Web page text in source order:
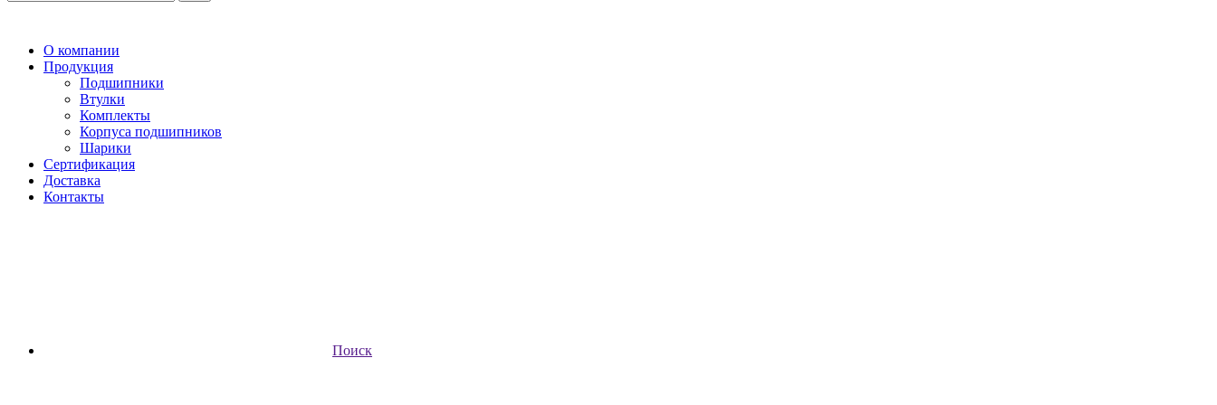
О компании
Продукция
Подшипники
Втулки
Комплекты
Корпуса подшипников
Шарики
Сертификация
Доставка
Контакты
Поиск